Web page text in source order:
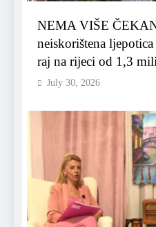
NEMA VIŠE
neiskorištena
raj na rijeci od 1,3
July 30, 2026